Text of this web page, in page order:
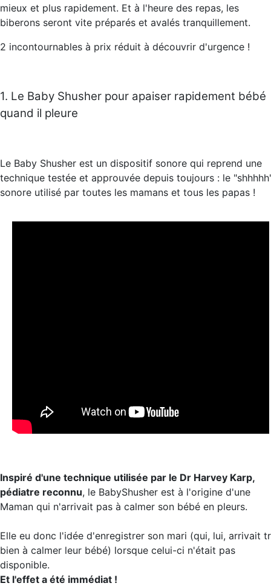
mieux et plus rapidement. Et à l'heure des repas, les
biberons seront vite préparés et avalés tranquillement.
2 incontournables à prix réduit à découvrir d'urgence !
1. Le Baby Shusher pour apaiser rapidement bébé
quand il pleure
Le Baby Shusher est un dispositif sonore qui reprend une
technique testée et approuvée depuis toujours : le
sonore utilisé par toutes les mamans et tous les papas !
Inspiré d'une technique utilisée par le Dr Harvey Karp,
pédiatre reconnu, le BabyShusher est à l'origine d'une
Maman qui n'arrivait pas à calmer son bébé en pleurs.
Elle eu donc l'idée d'enregistrer son mari (qui, lui, arrivait
bien à calmer leur bébé) lorsque celui-ci n'était pas
disponible.
Et l'effet a été immédiat !